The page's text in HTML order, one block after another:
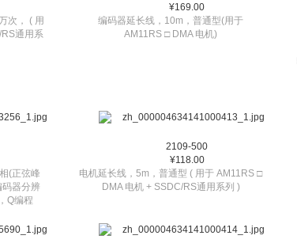
次， ( 用
通用系
¥169.00
编码器延长线，10m，普通型(用于
AM11RS □ DMA 电机)
(正弦峰
器分辨
Q编程
2109-500
¥118.00
电机延长线，5m，普通型 ( 用于 AM11RS □
DMA 电机 + SSDC/RS通用系列 )